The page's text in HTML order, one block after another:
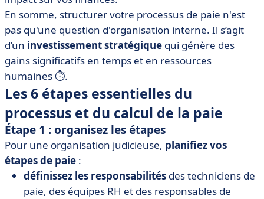
En somme, structurer votre processus de paie n'est
pas qu'une question d'organisation interne. Il s’agit
d’un investissement stratégique qui génère des
gains significatifs en temps et en ressources
humaines ⏱️.
Les 6 étapes essentielles du
processus et du calcul de la paie
Étape 1 : organisez les étapes
Pour une organisation judicieuse, planifiez vos
étapes de paie :
définissez les responsabilités des techniciens de
paie, des équipes RH et des responsables de